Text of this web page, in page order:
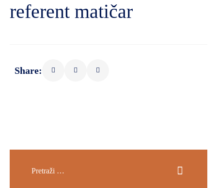
referent matičar
Share: